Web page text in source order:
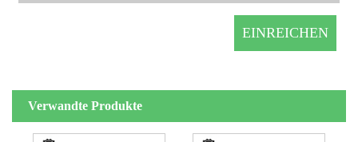
Verwandte Produkte